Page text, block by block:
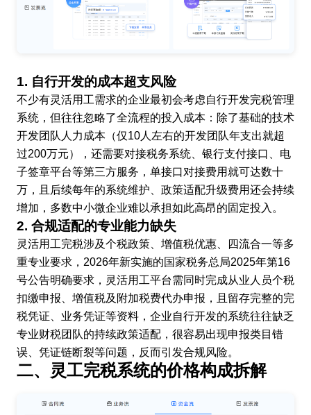
1. 自行开发的成本超支风险
不少有灵活用工需求的企业最初会考虑自行开发完税管理
系统，但往往忽略了全流程的投入成本：除了基础的技术
开发团队人力成本（仅10人左右的开发团队年支出就超
过200万元），还需要对接税务系统、银行支付接口、电
子签章平台等第三方服务，单接口对接费用就可达数十
万，且后续每年的系统维护、政策适配升级费用还会持续
增加，多数中小微企业难以承担如此高昂的固定投入。
2. 合规适配的专业能力缺失
灵活用工完税涉及个税政策、增值税优惠、四流合一等多
重专业要求，2026年新实施的国家税务总局2025年第16
号公告明确要求，灵活用工平台需同时完成从业人员个税
扣缴申报、增值税及附加税费代办申报，且留存完整的完
税凭证、业务凭证等资料，企业自行开发的系统往往缺乏
专业财税团队的持续政策适配，很容易出现申报类目错
误、凭证链断裂等问题，反而引发合规风险。
二、灵工完税系统的价格构成拆解